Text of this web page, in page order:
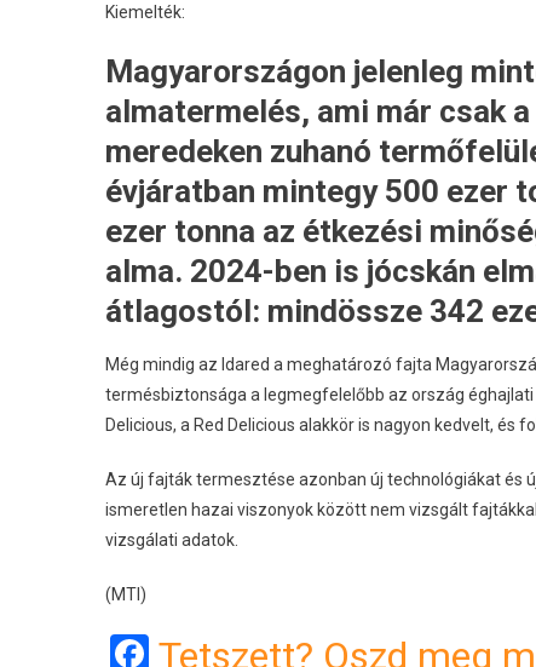
Kiemelték:
Magyarországon jelenleg
almatermelés, ami már csak
meredeken zuhanó
évjáratban mintegy 500 ezer
ezer tonna az étkezési
alma. 2024-ben is jócskán
átlagostól: mindössze 342
Még mindig az Idared a meghatározó fajta
termésbiztonsága a legmegfelelőbb az ország
Delicious, a Red Delicious alakkör is nagyon kedvelt, és
Az új fajták termesztése azonban új technológiákat és
ismeretlen hazai viszonyok között nem vizsgált
vizsgálati adatok.
(MTI)
Facebook
Tetszett? Oszd meg